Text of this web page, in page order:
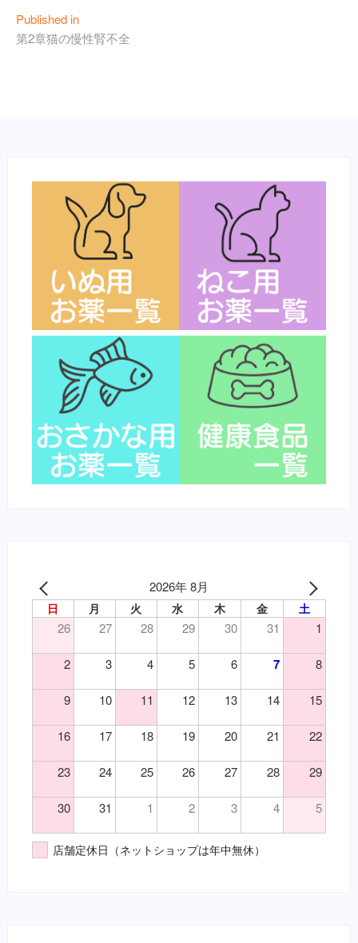
投
稿
Published in
第2章猫の慢性腎不全
2026年 8月
日 月 火 水 木 金 土
26 27 28 29 30 31 1
2 3 4 5 6 7 8
9 10 11 12 13 14 15
16 17 18 19 20 21 22
23 24 25 26 27 28 29
30 31 1 2 3 4 5
店舗定休日（ネットショップは年中無休）